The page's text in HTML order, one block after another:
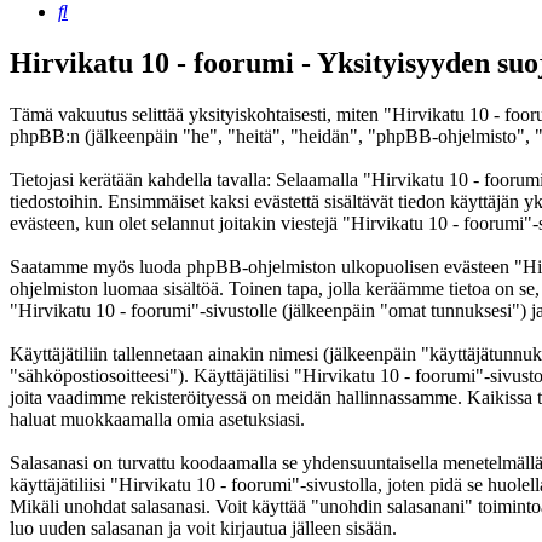
Etsi
Hirvikatu 10 - foorumi - Yksityisyyden
Tämä vakuutus selittää yksityiskohtaisesti, miten "Hirvikatu 10 -
phpBB:n (jälkeenpäin "he", "heitä", "heidän", "phpBB-
Tietojasi kerätään kahdella tavalla: Selaamalla "Hirvikatu 10 -
tiedostoihin. Ensimmäiset kaksi evästettä sisältävät tiedon käyttäjän
evästeen, kun olet selannut joitakin viestejä "Hirvikatu 10 -
Saatamme myös luoda phpBB-ohjelmiston ulkopuolisen evästeen
ohjelmiston luomaa sisältöä. Toinen tapa, jolla keräämme tietoa on
"Hirvikatu 10 - foorumi"-sivustolle (jälkeenpäin "omat tunnuksesi")
Käyttäjätiliin tallennetaan ainakin nimesi (jälkeenpäin
"sähköpostiosoitteesi"). Käyttäjätilisi "Hirvikatu 10 - foorumi"-
joita vaadimme rekisteröityessä on meidän hallinnassamme.
haluat muokkaamalla omia asetuksiasi.
Salasanasi on turvattu koodaamalla se yhdensuuntaisella
käyttäjätiliisi "Hirvikatu 10 - foorumi"-sivustolla, joten pidä se
Mikäli unohdat salasanasi. Voit käyttää "unohdin salasanani"
luo uuden salasanan ja voit kirjautua jälleen sisään.